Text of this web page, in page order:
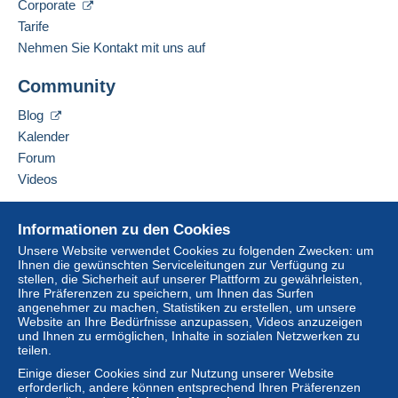
14,55 €
Von 501gr bis 2000gr
26,50 €
Ab 2001gr
555,00 €
(Standardformat/Kleinbrief)
Französisch,Englisch (Vereinigtes Königreich),
Verkäufer kontaktieren
Diesen Verkäufer zu meiner schwarzen Liste
hinzufügen
Informationen zu den Cookies
Unsere Website verwendet Cookies zu folgenden Zwecken: um
Ihnen die gewünschten Serviceleitungen zur Verfügung zu
stellen, die Sicherheit auf unserer Plattform zu gewährleisten,
Ihre Präferenzen zu speichern, um Ihnen das Surfen
angenehmer zu machen, Statistiken zu erstellen, um unsere
Website an Ihre Bedürfnisse anzupassen, Videos anzuzeigen
und Ihnen zu ermöglichen, Inhalte in sozialen Netzwerken zu
teilen.
Einige dieser Cookies sind zur Nutzung unserer Website
erforderlich, andere können entsprechend Ihren Präferenzen
Corporate
Tarife
Nehmen Sie Kontakt mit uns auf
Community
Blog
Kalender
Forum
Videos
Online-Hilfe
Auf Delcampe kaufen
Auf Delcampe verkaufen
Eine sichere Website